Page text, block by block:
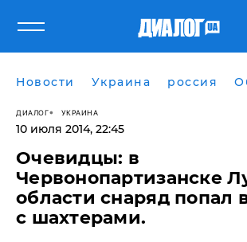
Новости Украина россия
ДИАЛОГ УКРАИНА
10 июля 2014, 22:45
Очевидцы: в
Червонопартизанске
области снаряд попал
с шахтерами.